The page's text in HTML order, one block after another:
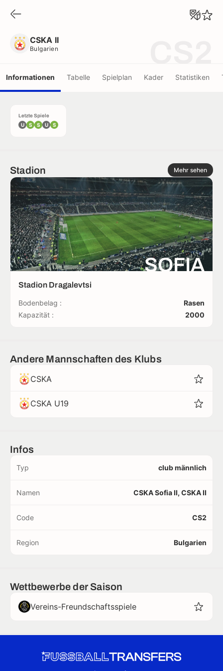
CSKA II
Bulgarien
Informationen Tabelle Spielplan Kader Statistiken
Letzte Spiele
U S S U S
Stadion Mehr sehen
SOFIA
Stadion Dragalevtsi
Bodenbelag :
Rasen
Kapazität :
2000
Andere Mannschaften des Klubs
CSKA
CSKA U19
Infos
Typ club männlich
Namen CSKA Sofia II, CSKA II
Code CS2
Region Bulgarien
Wettbewerbe der Saison
Vereins-Freundschaftsspiele